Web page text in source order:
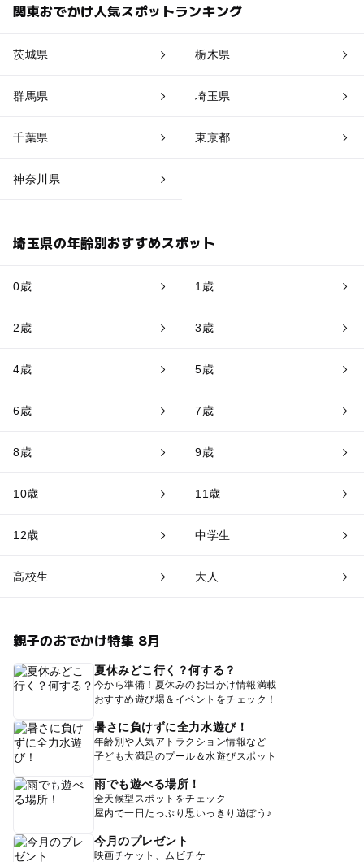
関東おでかけ人気スポットランキング
茨城県 栃木県
群馬県 埼玉県
千葉県 東京都
神奈川県
埼玉県の年齢別おすすめスポット
0歳 1歳
2歳 3歳
4歳 5歳
6歳 7歳
8歳 9歳
10歳 11歳
12歳 中学生
高校生 大人
親子のおでかけ特集 8月
夏休みどこ行く？何する？
今から準備！夏休みのお出かけ情報満載
おすすめ遊び場＆イベントをチェック！
暑さに負けずに全力水遊び！
年齢別や人気アトラクション情報など
子ども大満足のプール＆水遊びスポット
雨でも遊べる場所！
全天候型スポットをチェック
屋内で一日たっぷり思いっきり遊ぼう♪
今月のプレゼント
映画チケット、ムビチケ